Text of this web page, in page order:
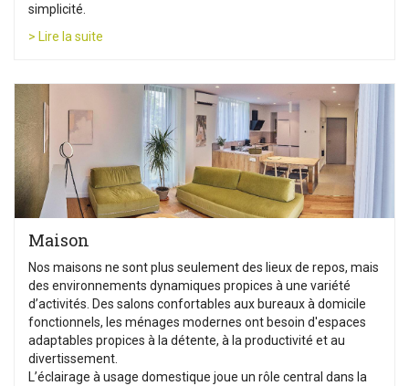
simplicité.
> Lire la suite
Maison
Nos maisons ne sont plus seulement des lieux de repos, mais
des environnements dynamiques propices à une variété
d’activités. Des salons confortables aux bureaux à domicile
fonctionnels, les ménages modernes ont besoin d'espaces
adaptables propices à la détente, à la productivité et au
divertissement.
L’éclairage à usage domestique joue un rôle central dans la